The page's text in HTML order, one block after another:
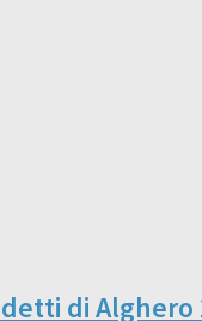
di Alghero